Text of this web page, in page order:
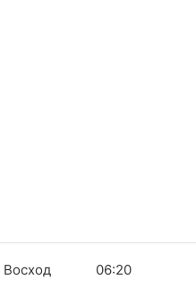
Восход
06:20